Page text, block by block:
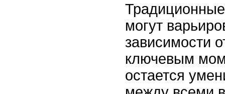
могут
зависимости
ключевым
остается